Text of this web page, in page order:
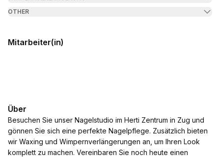
OTHER
Mitarbeiter(in)
Über
Besuchen Sie unser Nagelstudio im Herti Zentrum in Zug und
gönnen Sie sich eine perfekte Nagelpflege. Zusätzlich bieten
wir Waxing und Wimpernverlängerungen an, um Ihren Look
komplett zu machen. Vereinbaren Sie noch heute einen